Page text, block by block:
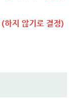
(하지 않기로 결정)